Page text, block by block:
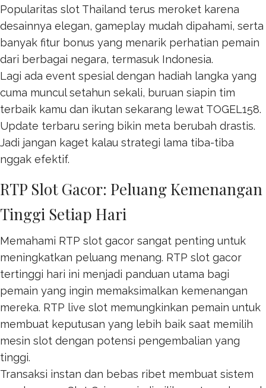
Popularitas slot Thailand terus meroket karena
desainnya elegan, gameplay mudah dipahami, serta
banyak fitur bonus yang menarik perhatian pemain
dari berbagai negara, termasuk Indonesia.
Lagi ada event spesial dengan hadiah langka yang
cuma muncul setahun sekali, buruan siapin tim
terbaik kamu dan ikutan sekarang lewat TOGEL158.
Update terbaru sering bikin meta berubah drastis.
Jadi jangan kaget kalau strategi lama tiba-tiba
nggak efektif.
RTP Slot Gacor: Peluang Kemenangan
Tinggi Setiap Hari
Memahami RTP slot gacor sangat penting untuk
meningkatkan peluang menang. RTP slot gacor
tertinggi hari ini menjadi panduan utama bagi
pemain yang ingin memaksimalkan kemenangan
mereka. RTP live slot memungkinkan pemain untuk
membuat keputusan yang lebih baik saat memilih
mesin slot dengan potensi pengembalian yang
tinggi.
Transaksi instan dan bebas ribet membuat sistem